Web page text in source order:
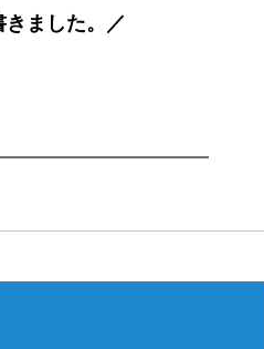
ました。／